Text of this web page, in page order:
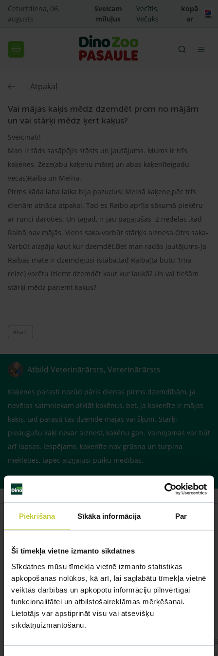
Piekrišana Sīkāka informācija Par
Šī tīmekļa vietne izmanto sīkdatnes
Sīkdatnes mūsu tīmekļa vietnē izmanto statistikas
apkopošanas nolūkos, kā arī, lai saglabātu tīmekļa vietnē
veiktās darbības un apkopotu informāciju pilnvērtīgai
funkcionalitātei un atbilstošaireklāmas mērķēšanai.
Lietotājs var apstiprināt visu vai atsevišķu
sīkdatņuizmantošanu.
Ceturtdiena, 06.
augusts
Sveicam
mīluļus
Vecītis,
Večuks
kopā
ar
Atpakaļ
Vai mājas kaķis mēdz dzemdēt prom no mājām
un vai stārķi mēdz ķert kaķus?
Sveicināti!
Man ir tāds sasāpējis stāsts un jautājums. Mums ir trīs
kaķenes. Zeze(abu kaķenu māte) un abas kaķenīte(gadu
vecas)Raibā un Melnā.
Pirms kāda laba laika bija pazudusi Melnā kaķene,pēc trīs
dienām atnāca atpakaļ. Tad es Raibo aprīļa sākumā pieķēru
ar runci daroties. Un tagad, ir jau pagājušas 2 nedēlās ,kad
Raibā nav mājās. Viens saka-varbūt stārķis aiznesa.Otrs saka-
Varbūt aizgāja kaut kur dzemdēt.Bet man radās jautājums-Ja
Raibās māte ir dzemdējusi istabā,tad Raibā(tā būtu 1mā
reize) varētu izlemt dzemdēt kaut kur laukā? Un vai tiešām
stārķi mēdz paņemt kaķus?
#kaki
Atbild Veterinārārsts, Veterinārārsts
Kaķenes parasti nozūd pāris dienas pirms dzemdībām, ja
nevēlas saimniekam atklāt kaķēnus, bet, ja kaķenīte ir mājas
kaķis, tad parasti tās dzemdē mājās vai šķūnī. Stārķi
pieaugušu kaķi nevar aiznest, kaķēnu gan. Vainojamas var būt
arī lapsas. Iespējams, kaķenīte nav grūsna un turpina
meklēties, tāpēc aizgājusi puiku medībās.
Līdzīgi jautājumi
Mūsu eksperti spēs atbildēt uz jebkuru Jūsu jautājumu
UZDOT JAUTĀJUMU